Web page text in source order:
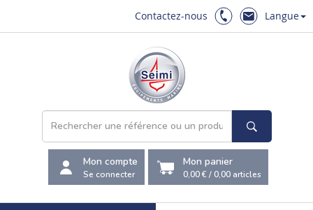
Contactez-nous Langue
Mon compte
Se connecter
Mon panier
0,00 €/0,00 articles